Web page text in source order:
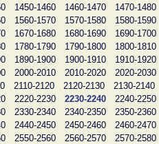
1450-1460 1460-1470 1470-1480
1560-1570 1570-1580 1580-1590
1670-1680 1680-1690 1690-1700
1780-1790 1790-1800 1800-1810
1890-1900 1900-1910 1910-1920
2000-2010 2010-2020 2020-2030
2110-2120 2120-2130 2130-2140
2220-2230 2230-2240 2240-2250
2330-2340 2340-2350 2350-2360
2440-2450 2450-2460 2460-2470
2550-2560 2560-2570 2570-2580